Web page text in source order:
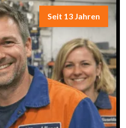
Seit 13 Jahren